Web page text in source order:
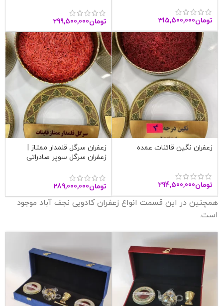
تومان315,500,000 تومان299,500,000
زعفران نگین قائنات عمده
تومان294,500,000
زعفران سرگل قلمدار ممتاز |
زعفران سرگل سوپر صادراتی
تومان289,000,000
همچنین در این قسمت انواع زعفران کادویی نجف آباد موجود
است.